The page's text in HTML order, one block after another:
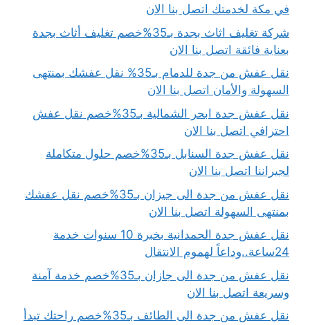
في مكة لخدمتك اتصل بنا الان
شركة تغليف اثاث بجدة بـ35%خصم تغليف أثاث بجدة
بعناية فائقة اتصل بنا الان
نقل عفش من جدة للدمام بـ35% نقل عفشك بمنتهى
السهولة والأمان اتصل بنا الان
نقل عفش جدة ابحر الشمالية بـ35%خصم نقل عفش
احترافي اتصل بنا الان
نقل عفش جدة السنابل بـ35%خصم حلول متكاملة
لجيراننا اتصل بنا الان
نقل عفش من جدة الى جيزان بـ35%خصم نقل عفشك
بمنتهى السهولة اتصل بنا الان
نقل عفش جدة الحمدانية بخبرة 10 سنوات خدمة
24ساعة..وداعاً لهموم الانتقال
نقل عفش من جدة الى جازان بـ35%خصم خدمة آمنة
وسريعة اتصل بنا الان
نقل عفش من جدة الى الطائف بـ35%خصم راحتك تبدأ